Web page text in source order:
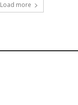
Load more